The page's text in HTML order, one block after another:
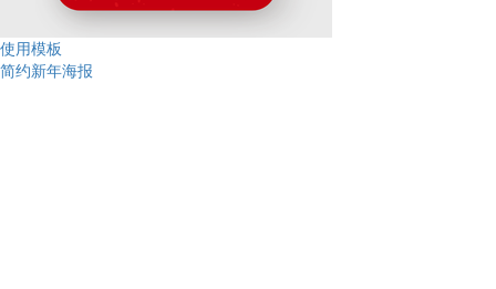
使用模板
简约新年海报